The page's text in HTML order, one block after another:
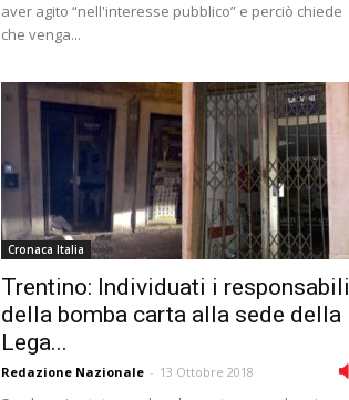
aver agito “nell'interesse pubblico” e perciò chiede
che venga...
Cronaca Italia
Trentino: Individuati i responsabili
della bomba carta alla sede della
Lega...
Redazione Nazionale - 13 Ottobre 2018